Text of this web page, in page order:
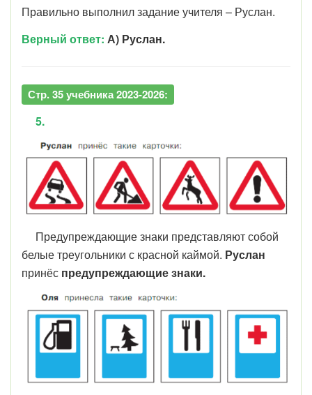
Правильно выполнил задание учителя – Руслан.
Верный ответ: А) Руслан.
Стр. 35 учебника 2023-2026:
5.
Предупреждающие знаки представляют собой
белые треугольники с красной каймой. Руслан
принёс предупреждающиезнаки.